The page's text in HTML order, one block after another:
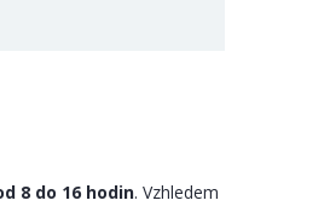
8 do 16 hodin. Vzhledem